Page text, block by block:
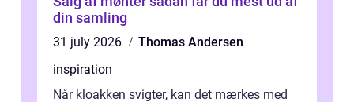
din samling
31 july 2026
Thomas Andersen
inspiration
Når kloakken svigter, kan det mærkes med